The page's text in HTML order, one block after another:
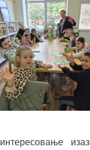
интересовање